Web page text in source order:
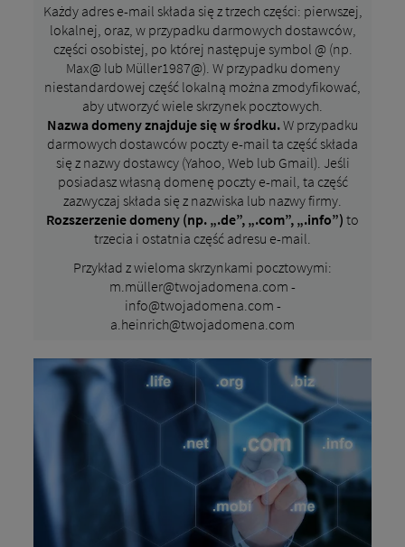
Każdy adres e-mail składa się z trzech części: pierwszej,
lokalnej, oraz, w przypadku darmowych dostawców,
części osobistej, po której następuje symbol @ (np.
Max@ lub Müller1987@). W przypadku domeny
niestandardowej część lokalną można zmodyfikować,
aby utworzyć wiele skrzynek pocztowych.
Nazwa domeny znajduje się w środku.W przypadku
darmowych dostawców poczty e-mail ta część składa
się z nazwy dostawcy (Yahoo, Web lub Gmail). Jeśli
posiadasz własną domenę poczty e-mail, ta część
zazwyczaj składa się z nazwiska lub nazwy firmy.
Rozszerzenie domeny (np. „.de”, „.com”, „.info”) to
trzecia i ostatnia część adresu e-mail.
Przykład z wieloma skrzynkami pocztowymi:
m.müller@twojadomena.com -
info@twojadomena.com -
a.heinrich@twojadomena.com